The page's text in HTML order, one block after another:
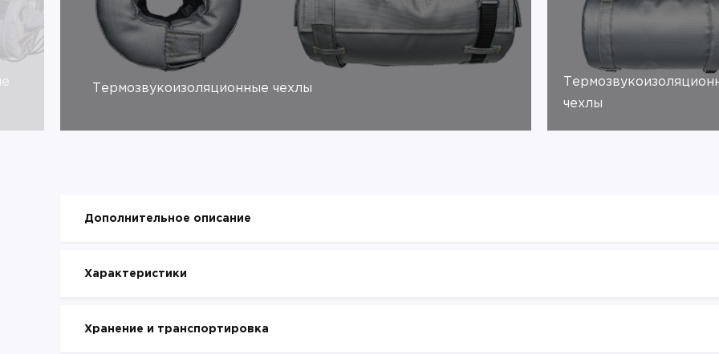
Термозвукоизоляционные чехлы
чехлы
Дополнительное описание
Характеристики
Хранение и транспортировка